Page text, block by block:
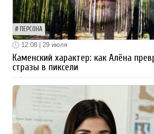
ПЕРСОНА
12:08 | 29 июля
Каменский характер: как Алёна
стразы в пиксели